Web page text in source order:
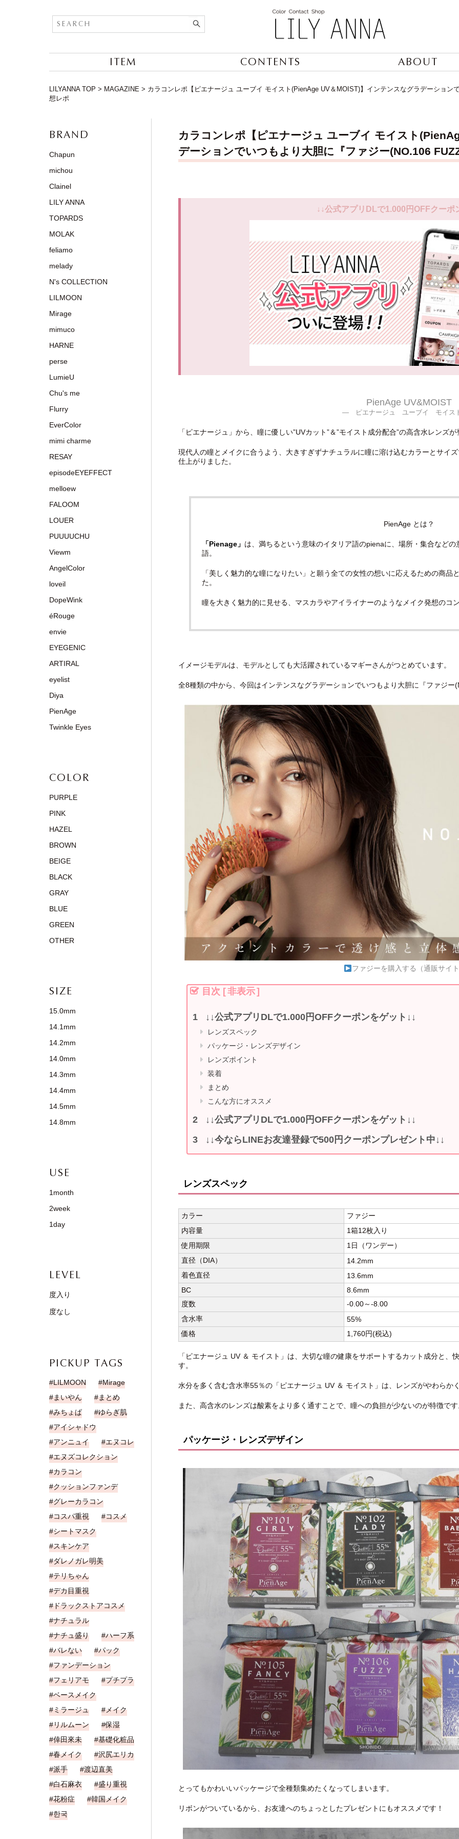
ITEM CONTENTS ABOUT
LILYANNA TOP > MAGAZINE > カラコンレポ【ピエナージュ ユーブイ モイスト(PienAge UV＆MOIST)】インテンスなグラデーション
想レポ
カラコンレポ【ピエナージュ ユーブイ モイスト
デーションでいつもより大胆に『ファジー(NO.106
↓↓公式アプリDLで1.000円OFFクーポ
PienAge UV&MOIST
― ピエナージュ ユーブイ モイ
「ピエナージュ」から、瞳に優しい”UVカット”＆”モイスト成分配合”の高含水レンズ
現代人の瞳とメイクに合うよう、大きすぎずナチュラルに瞳に溶け込むカラーとサイ
仕上がりました。
PienAge とは？
「Pienage」 は、満ちるという意味のイタリア語のpienaに、場所・集合など
語。
「美しく魅力的な瞳になりたい」と願う全ての女性の想いに応えるための商品
た。
瞳を大きく魅力的に見せる、マスカラやアイライナーのようなメイク発想のコ
イメージモデルは、モデルとしても大活躍されているマギーさんがつとめています。
全8種類の中から、今回はインテンスなグラデーションでいつもより大胆に『ファジ
ファジーを購入する（通販サイ
目次 [非表示]
↓↓公式アプリDLで1.000円OFFクーポンをゲット↓↓
レンズスペック
パッケージ・レンズデザイン
レンズポイント
装着
まとめ
こんな方にオススメ
↓↓公式アプリDLで1.000円OFFクーポンをゲット↓↓
↓↓今ならLINEお友達登録で500円クーポンプレゼント中↓↓
レンズスペック
カラー
ファジー
内容量
1箱12枚入り
使用期限
1日（ワンデー）
直径（DIA）
14.2mm
着色直径
13.6mm
BC
8.6mm
度数
-0.00～-8.00
含水率
55%
価格
1,760円(税込)
「ピエナージュ UV ＆ モイスト」は、大切な瞳の健康をサポートするカット成分と
す。
水分を多く含む含水率55％の「ピエナージュ UV ＆ モイスト」は、レンズがやわらか
また、高含水のレンズは酸素をより多く通すことで、瞳への負担が少ないのが特徴で
パッケージ・レンズデザイン
とってもかわいいパッケージで全種類集めたくなってしまいます。
リボンがついているから、お友達へのちょっとしたプレゼントにもオススメです！
BRAND
Chapun
michou
Clainel
LILY ANNA
TOPARDS
MOLAK
feliamo
melady
N's COLLECTION
LILMOON
Mirage
mimuco
HARNE
perse
LumieU
Chu's me
Flurry
EverColor
mimi charme
RESAY
episodeEYEFFECT
melloew
FALOOM
LOUER
PUUUUCHU
Viewm
AngelColor
loveil
DopeWink
éRouge
envie
EYEGENIC
ARTIRAL
eyelist
Diya
PienAge
Twinkle Eyes
COLOR
PURPLE
PINK
HAZEL
BROWN
BEIGE
BLACK
GRAY
BLUE
GREEN
OTHER
SIZE
15.0mm
14.1mm
14.2mm
14.0mm
14.3mm
14.4mm
14.5mm
14.8mm
USE
1month
2week
1day
LEVEL
度入り
度なし
PICKUP TAGS
LILMOON
Mirage
まいやん
まとめ
みちょぱ
ゆらぎ肌
アイシャドウ
アンニュイ
エヌコレ
エヌズコレクション
カラコン
クッションファンデ
グレーカラコン
コスパ重視
コスメ
シートマスク
スキンケア
ダレノガレ明美
テリちゃん
デカ目重視
ドラックストアコスメ
ナチュラル
ナチュ盛り
ハーフ系
バレない
パック
ファンデーション
フェリアモ
プチプラ
ベースメイク
ミラージュ
メイク
リルムーン
保湿
倖田來未
基礎化粧品
春メイク
沢尻エリカ
派手
渡辺直美
白石麻衣
盛り重視
花粉症
韓国メイク
한국